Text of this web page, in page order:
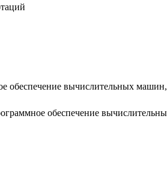
обеспечение вычислительных
обеспечение